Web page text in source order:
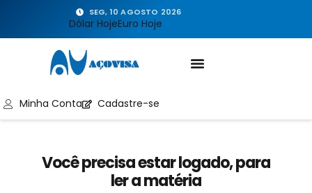
SEG, 10 AGOSTO 2026
Dólar HojeEuro Hoje
Minha Conta Cadastre-se
Você precisa estar logado, para
ler a matéria